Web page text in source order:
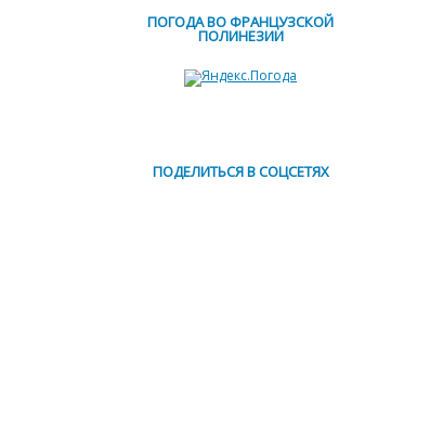
ПОГОДА ВО ФРАНЦУЗСКОЙ
ПОЛИНЕЗИИ
ПОДЕЛИТЬСЯ В СОЦСЕТЯХ